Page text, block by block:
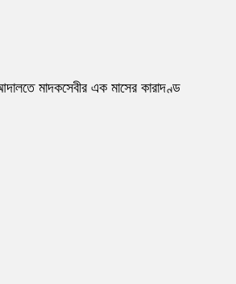
মাদকসেবীর এক মাসের কারাদণ্ড